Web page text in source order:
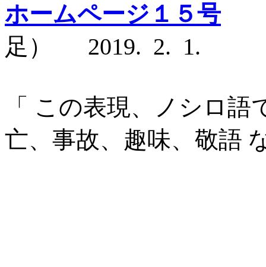
ホームページ１５号
足） 2019. 2. 1.
「 この表現、ノシロ
亡、事故、趣味、 敬語